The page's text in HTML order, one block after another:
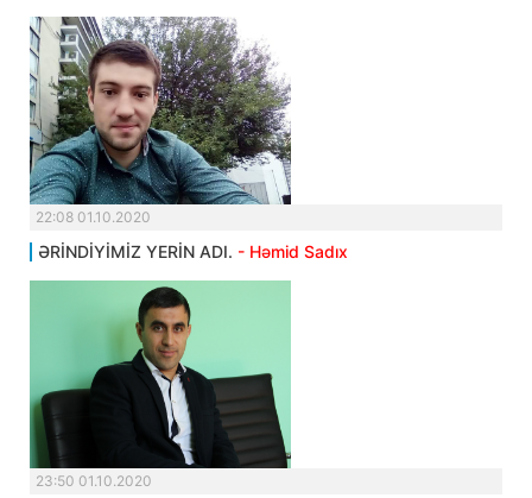
22:08 01.10.2020
ƏRİNDİYİMİZ YERİN ADI. - Həmid Sadıx
23:50 01.10.2020